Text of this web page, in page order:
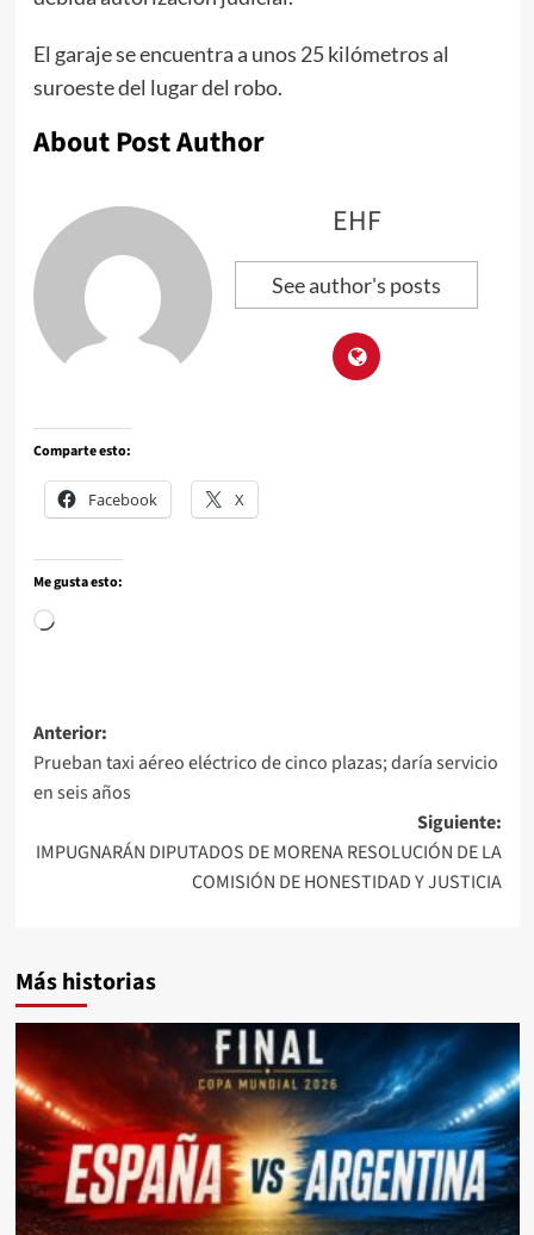
El garaje se encuentra a unos 25 kilómetros al
suroeste del lugar del robo.
About Post Author
EHF
See author's posts
Comparte esto:
Facebook X
Me gusta esto:
Anterior:
Prueban taxi aéreo eléctrico de cinco plazas; daría servicio
en seis años
Siguiente:
IMPUGNARÁN DIPUTADOS DE MORENA RESOLUCIÓN DE LA
COMISIÓN DE HONESTIDAD Y JUSTICIA
Más historias